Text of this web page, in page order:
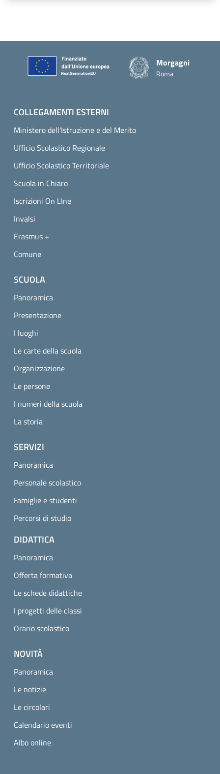
Piè di pagina
Morgagni
Roma
COLLEGAMENTI ESTERNI
Ministero dell'Istruzione e del Merito
Ufficio Scolastico Regionale
Ufficio Scolastico Territoriale
Scuola in Chiaro
Iscrizioni On LIne
Invalsi
Erasmus +
Comune
SCUOLA
Panoramica
Presentazione
I luoghi
Le carte della scuola
Organizzazione
Le persone
I numeri della scuola
La storia
SERVIZI
Panoramica
Personale scolastico
Famiglie e studenti
Percorsi di studio
DIDATTICA
Panoramica
Offerta formativa
Le schede didattiche
I progetti delle classi
Orario scolastico
NOVITÀ
Panoramica
Le notizie
Le circolari
Calendario eventi
Albo online